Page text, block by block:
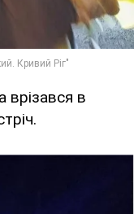
врізався в